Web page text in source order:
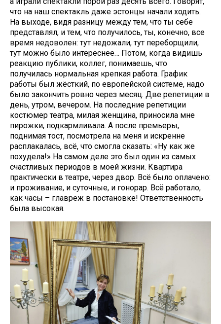
что на наш спектакль даже эстонцы начали ходить.
На выходе, видя разницу между тем, что ты себе
представлял, и тем, что получилось, ты, конечно, все
время недоволен: тут недожали, тут переборщили,
тут можно было интереснее… Потом, когда видишь
реакцию публики, коллег, понимаешь, что
получилась нормальная крепкая работа. График
работы был жёсткий, по европейской системе, надо
было закончить ровно через месяц. Две репетиции в
день, утром, вечером. На последние репетиции
костюмер театра, милая женщина, приносила мне
пирожки, подкармливала. А после премьеры,
поднимая тост, посмотрела на меня и искренне
расплакалась, всё, что смогла сказать: «Ну как же
похудела!» На самом деле это был один из самых
счастливых периодов в моей жизни. Квартира
практически в театре, через двор. Всё было оплачено:
и проживание, и суточные, и гонорар. Всё работало,
как часы – главреж в постановке! Ответственность
была высокая.